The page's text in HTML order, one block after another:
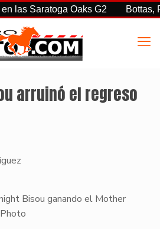
Oaks G2 Bottas,
arruinó el regreso
Bisou ganando el Mother